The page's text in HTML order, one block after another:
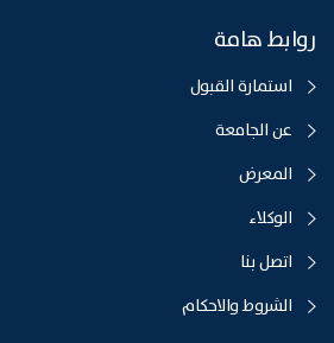
روابط هامة
استمارة القبول
عن الجامعة
المعرض
الوكلاء
اتصل بنا
الشروط والاحكام